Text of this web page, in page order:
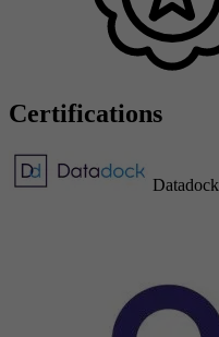
Certifications
Datadock